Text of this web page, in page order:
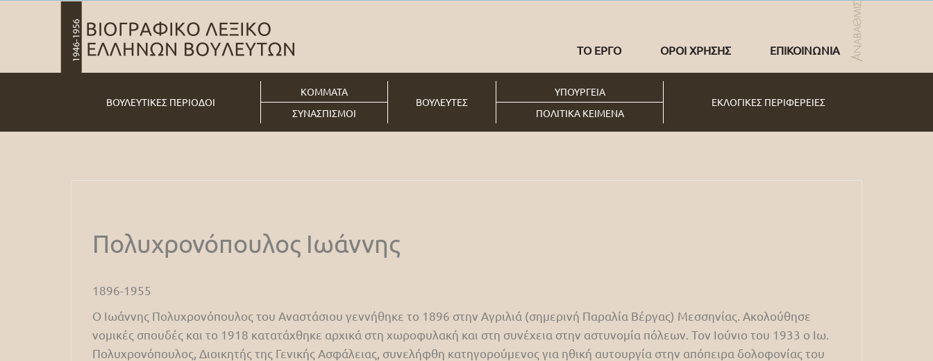
ΤΟ ΕΡΓΟ ΟΡΟΙ ΧΡΗΣΗΣ ΕΠΙΚΟΙΝΩΝΙΑ
ΒΟΥΛΕΥΤΙΚΕΣ ΠΕΡΙΟΔΟΙ
ΚΟΜΜΑΤΑ
ΒΟΥΛΕΥΤΕΣ
ΥΠΟΥΡΓΕΙΑ
ΕΚΛΟΓΙΚΕΣ ΠΕΡΙΦΕΡΕΙΕΣ
ΣΥΝΑΣΠΙΣΜΟΙ
ΠΟΛΙΤΙΚΑ ΚΕΙΜΕΝΑ
Πολυχρονόπουλος Ιωάννης
1896-1955
Ο Ιωάννης Πολυχρονόπουλος του Αναστάσιου γεννήθηκε το 1896 στην Αγριλιά (σημερινή Παραλία Βέργας) Μεσσηνίας. Ακολούθησε
νομικές σπουδές και το 1918 κατατάχθηκε αρχικά στη χωροφυλακή και στη συνέχεια στην αστυνομία πόλεων. Τον Ιούνιο του 1933 ο Ιω.
Πολυχρονόπουλος, Διοικητής της Γενικής Ασφάλειας, συνελήφθη κατηγορούμενος για ηθική αυτουργία στην απόπειρα δολοφονίας του